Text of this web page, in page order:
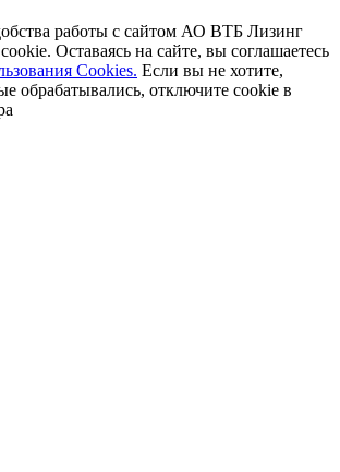
работы с сайтом АО ВТБ Лизинг
Оставаясь на сайте, вы соглашаетесь
Cookies. Если вы не хотите,
обрабатывались, отключите cookie в